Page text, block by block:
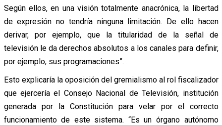
Según ellos, en una visión totalmente anacrónica, la libertad
de expresión no tendría ninguna limitación. De ello hacen
derivar, por ejemplo, que la titularidad de la señal de
televisión le da derechos absolutos a los canales para definir,
por ejemplo, sus programaciones”.
Esto explicaría la oposición del gremialismo al rol fiscalizador
que ejercería el Consejo Nacional de Televisión, institución
generada por la Constitución para velar por el correcto
funcionamiento de este sistema. “Es un órgano autónomo